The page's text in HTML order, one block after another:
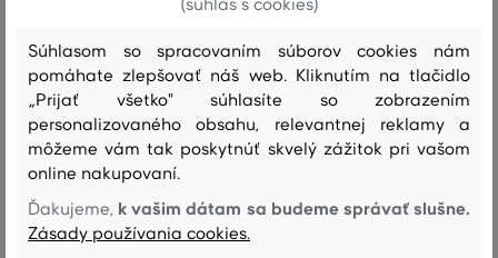
AKO SEDELA VYBRANÁ VEĽKOSŤ NAŠIM ZÁKAZNÍKOM
Veľkosť je oveľa menšia ako nosím 0
Veľkosť je o niečo menšia ako
Veľkosť zodpovedá veľkosti, ktorú
nosím
(súhlas s cookies)
Súhlasom so spracovaním súborov cookies nám
pomáhate zlepšovať náš web. Kliknutím na tlačidlo
„Prijať všetko" súhlasíte so zobrazením
personalizovaného obsahu, relevantnej reklamy a
môžeme vám tak poskytnúť skvelý zážitok pri vašom
online nakupovaní.
Ďakujeme, k vašim dátam sa budeme správať slušne.
Zásady používania cookies.